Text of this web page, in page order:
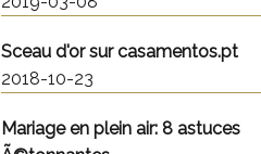
Sceau d'or sur casamentos.pt
2018-10-23
Mariage en plein air: 8 astuces